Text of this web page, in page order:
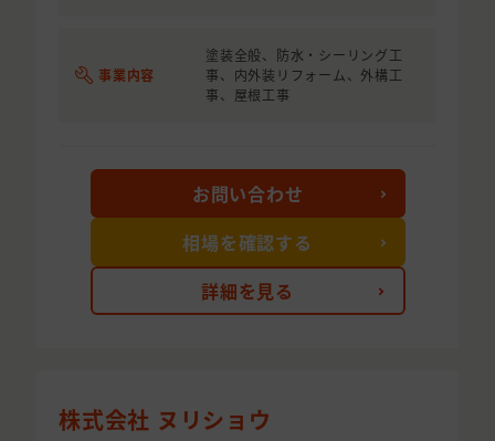
事業内容
塗装全般、防水・シーリング工
事、内外装リフォーム、外構工
事、屋根工事
詳細を見る
お問い合わせ
相場を確認する
株式会社 ヌリショウ